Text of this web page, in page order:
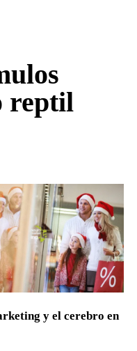
reptil
y el cerebro en